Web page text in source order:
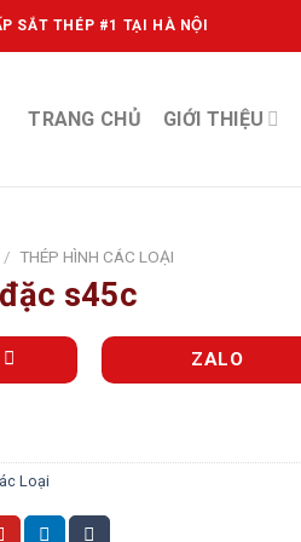
SẮT THÉP #1 TẠI HÀ NỘI
TRANG CHỦ GIỚI THIỆU
/ THÉP HÌNH CÁC LOẠI
s45c
ZALO
Loại